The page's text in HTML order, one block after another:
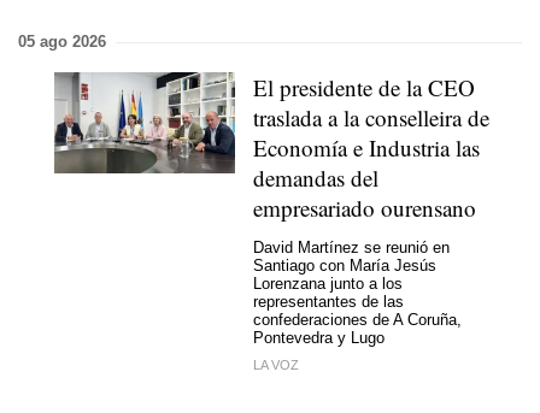
05 ago 2026
El presidente de la CEO
traslada a la conselleira de
Economía e Industria las
demandas del
empresariado ourensano
David Martínez se reunió en
Santiago con María Jesús
Lorenzana junto a los
representantes de las
confederaciones de A Coruña,
Pontevedra y Lugo
LA VOZ